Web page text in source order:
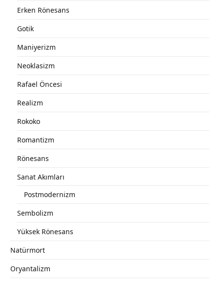
Erken Rönesans
Gotik
Maniyerizm
Neoklasizm
Rafael Öncesi
Realizm
Rokoko
Romantizm
Rönesans
Sanat Akımları
Postmodernizm
Sembolizm
Yüksek Rönesans
Natürmort
Oryantalizm